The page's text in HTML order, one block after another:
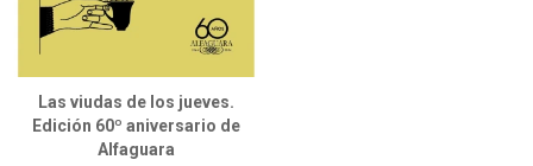
Las viudas de los jueves.
Edición 60º aniversario de
Alfaguara